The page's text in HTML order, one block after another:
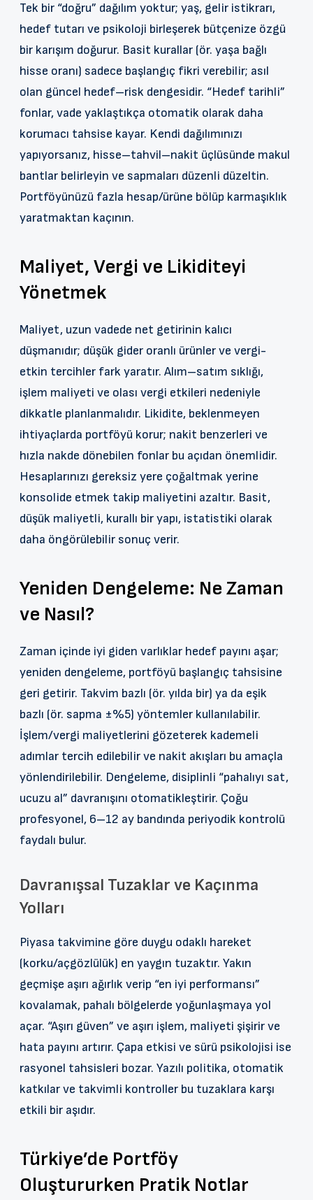
Tek bir “doğru” dağılım yoktur; yaş, gelir istikrarı,
hedef tutarı ve psikoloji birleşerek bütçenize özgü
bir karışım doğurur. Basit kurallar (ör. yaşa bağlı
hisse oranı) sadece başlangıç fikri verebilir; asıl
olan güncel hedef–risk dengesidir. “Hedef tarihli”
fonlar, vade yaklaştıkça otomatik olarak daha
korumacı tahsise kayar. Kendi dağılımınızı
yapıyorsanız, hisse–tahvil–nakit üçlüsünde makul
bantlar belirleyin ve sapmaları düzenli düzeltin.
Portföyünüzü fazla hesap/ürüne bölüp karmaşıklık
yaratmaktan kaçının.
Maliyet, Vergi ve Likiditeyi
Yönetmek
Maliyet, uzun vadede net getirinin kalıcı
düşmanıdır; düşük gider oranlı ürünler ve vergi-
etkin tercihler fark yaratır. Alım–satım sıklığı,
işlem maliyeti ve olası vergi etkileri nedeniyle
dikkatle planlanmalıdır. Likidite, beklenmeyen
ihtiyaçlarda portföyü korur; nakit benzerleri ve
hızla nakde dönebilen fonlar bu açıdan önemlidir.
Hesaplarınızı gereksiz yere çoğaltmak yerine
konsolide etmek takip maliyetini azaltır. Basit,
düşük maliyetli, kurallı bir yapı, istatistiki olarak
daha öngörülebilir sonuç verir.
Yeniden Dengeleme: Ne Zaman
ve Nasıl?
Zaman içinde iyi giden varlıklar hedef payını aşar;
yeniden dengeleme, portföyü başlangıç tahsisine
geri getirir. Takvim bazlı (ör. yılda bir) ya da eşik
bazlı (ör. sapma ±%5) yöntemler kullanılabilir.
İşlem/vergi maliyetlerini gözeterek kademeli
adımlar tercih edilebilir ve nakit akışları bu amaçla
yönlendirilebilir. Dengeleme, disiplinli “pahalıyı sat,
ucuzu al” davranışını otomatikleştirir. Çoğu
profesyonel, 6–12 ay bandında periyodik kontrolü
faydalı bulur.
Davranışsal Tuzaklar ve Kaçınma
Yolları
Piyasa takvimine göre duygu odaklı hareket
(korku/açgözlülük) en yaygın tuzaktır. Yakın
geçmişe aşırı ağırlık verip “en iyi performansı”
kovalamak, pahalı bölgelerde yoğunlaşmaya yol
açar. “Aşırı güven” ve aşırı işlem, maliyeti şişirir ve
hata payını artırır. Çapa etkisi ve sürü psikolojisi ise
rasyonel tahsisleri bozar. Yazılı politika, otomatik
katkılar ve takvimli kontroller bu tuzaklara karşı
etkili bir aşıdır.
Türkiye’de Portföy
Oluştururken Pratik Notlar